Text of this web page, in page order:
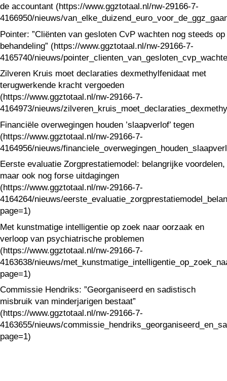
de accountant (https://www.ggztotaal.nl/nw-29166-7-
4166950/nieuws/
Pointer: ”Cliënten van gesloten CvP wachten nog steeds op
behandeling” (https://www.ggztotaal.nl/nw-29166-7-
4165740/nieuws/
Zilveren Kruis moet declaraties dexmethylfenidaat met
terugwerkende kracht vergoeden
(https://www.ggztotaal.nl/nw-29166-7-
4164973/nieuws/
Financiële overwegingen houden ’slaapverlof’ tegen
(https://www.ggztotaal.nl/nw-29166-7-
4164956/nieuws/
Eerste evaluatie Zorgprestatiemodel: belangrijke voordelen,
maar ook nog forse uitdagingen
(https://www.ggztotaal.nl/nw-29166-7-
4164264/nieuws/
page=1)
Met kunstmatige intelligentie op zoek naar oorzaak en
verloop van psychiatrische problemen
(https://www.ggztotaal.nl/nw-29166-7-
4163638/nieuws/
page=1)
Commissie Hendriks: ”Georganiseerd en sadistisch
misbruik van minderjarigen bestaat”
(https://www.ggztotaal.nl/nw-29166-7-
4163655/nieuws/
page=1)